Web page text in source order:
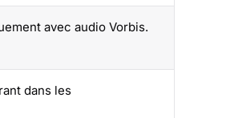
avec audio Vorbis.
dans les